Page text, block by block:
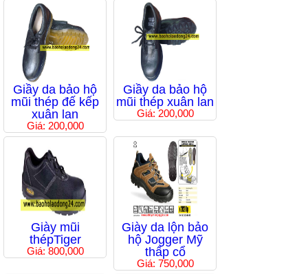
Giầy da bảo hộ
mũi thép đế kếp
xuân lan
Giá: 200,000
Giầy da bảo hộ
mũi thép xuân lan
Giá: 200,000
Giày mũi
thépTiger
Giá: 800,000
Giày da lộn bảo
hộ Jogger Mỹ
thấp cổ
Giá: 750,000